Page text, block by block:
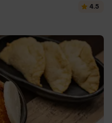
4.5